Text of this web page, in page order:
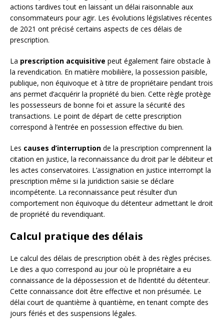
actions tardives tout en laissant un délai raisonnable aux
consommateurs pour agir. Les évolutions législatives récentes
de 2021 ont précisé certains aspects de ces délais de
prescription.
La prescription acquisitive peut également faire obstacle à
la revendication. En matière mobilière, la possession paisible,
publique, non équivoque et à titre de propriétaire pendant trois
ans permet d’acquérir la propriété du bien. Cette règle protège
les possesseurs de bonne foi et assure la sécurité des
transactions. Le point de départ de cette prescription
correspond à l’entrée en possession effective du bien.
Les causes d’interruption de la prescription comprennent la
citation en justice, la reconnaissance du droit par le débiteur et
les actes conservatoires. L’assignation en justice interrompt la
prescription même si la juridiction saisie se déclare
incompétente. La reconnaissance peut résulter d’un
comportement non équivoque du détenteur admettant le droit
de propriété du revendiquant.
Calcul pratique des délais
Le calcul des délais de prescription obéit à des règles précises.
Le dies a quo correspond au jour où le propriétaire a eu
connaissance de la dépossession et de l’identité du détenteur.
Cette connaissance doit être effective et non présumée. Le
délai court de quantième à quantième, en tenant compte des
jours fériés et des suspensions légales.